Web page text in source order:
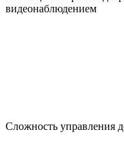
видеонаблюдением
Сложность управления